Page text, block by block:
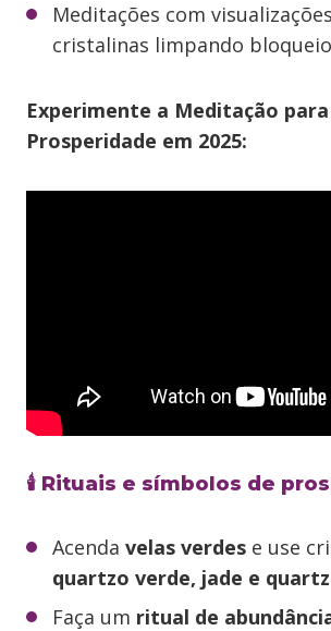
Meditações com
cristalinas limpando
Experimente a Meditação para
Prosperidade em 2025:
🕯️ Rituais e símbolos de
Acenda velas verdes e use
quartzo verde, jade e
Faça um ritual de